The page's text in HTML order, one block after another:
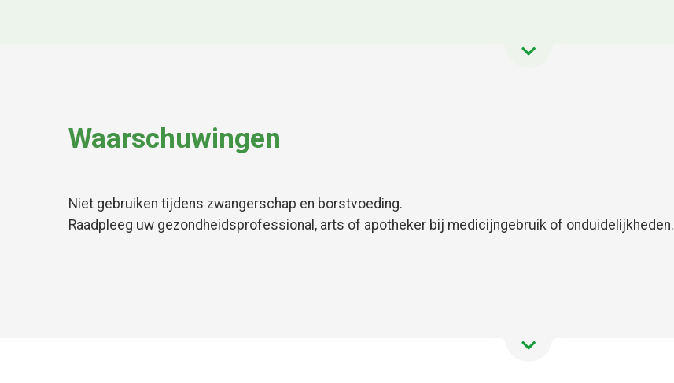
Waarschuwingen
Niet gebruiken tijdens zwangerschap en borstvoeding.
Raadpleeg uw gezondheidsprofessional, arts of apotheker bij medicijngebruik of onduidelijkheden.